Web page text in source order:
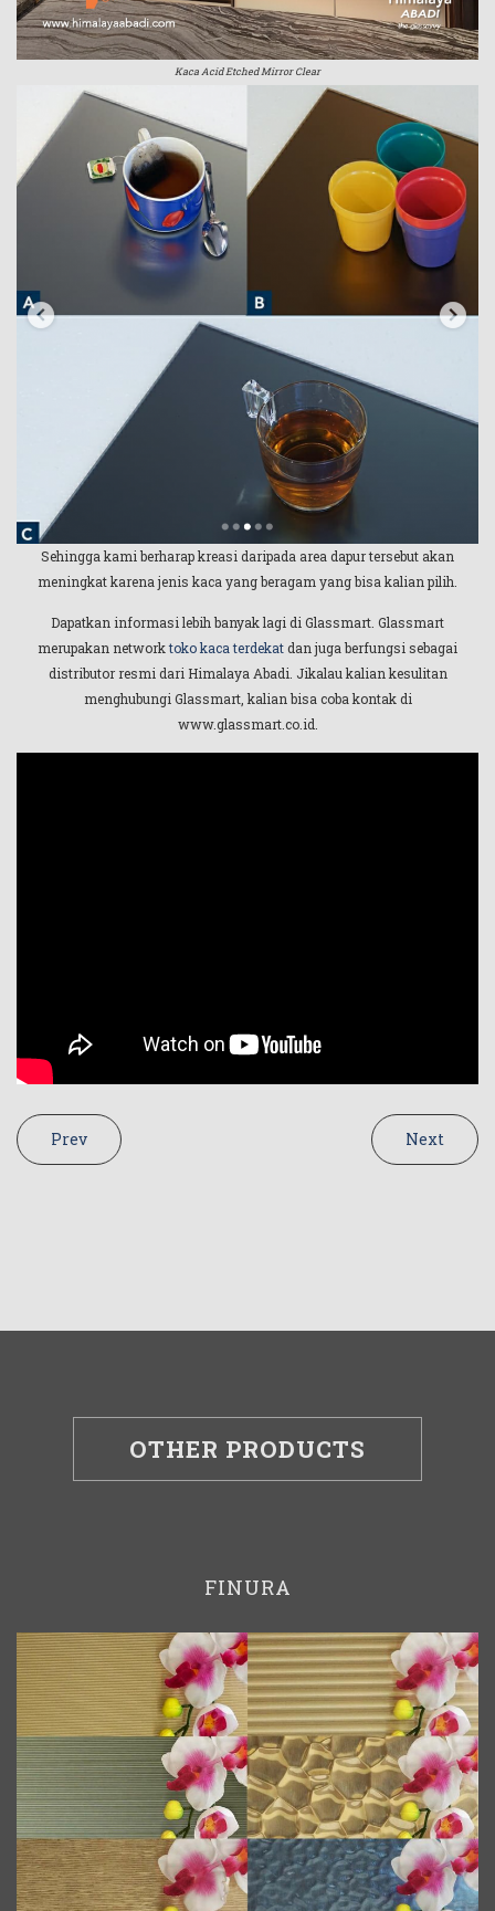
Kaca Acid Etched Mirror Clear
Sehingga kami berharap kreasi daripada area dapur tersebut akan
meningkat karena jenis kaca yang beragam yang bisa kalian pilih.
Dapatkan informasi lebih banyak lagi di Glassmart. Glassmart
merupakan networktoko kaca terdekatdan juga berfungsi sebagai
distributor resmi dari Himalaya Abadi. Jikalau kalian kesulitan
menghubungi Glassmart, kalian bisa coba kontak di
www.glassmart.co.id.
Prev Next
OTHER PRODUCTS
FINURA